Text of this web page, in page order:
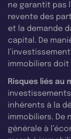
ne garantit pas
revente des
et la demande
capital. De
immobiliers doit
Risques liés au
inhérents à la
immobiliers. De
générale à